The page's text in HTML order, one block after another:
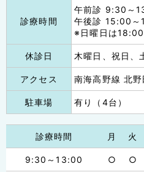
診療時間
午前診 9:30～
午後診 15:00～
※日曜日は
休診日 木曜日、祝日、
アクセス 南海高野線 北
駐車場 有り（4台）
診療時間 月 火
9:30～13:00 ○ ○